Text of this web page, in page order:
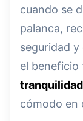
cuando se
palanca,
seguridad
el beneficio
tranquilidad
cómodo en